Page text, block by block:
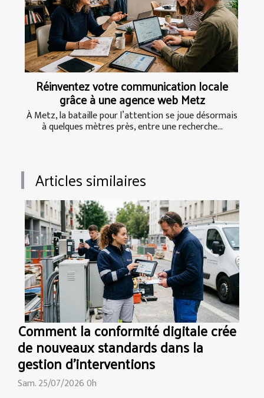
Réinventez votre communication locale
grâce à une agence web Metz
À Metz, la bataille pour l’attention se joue désormais
à quelques mètres près, entre une recherche...
Articles similaires
Comment la conformité digitale crée
de nouveaux standards dans la
gestion d’interventions
Sam. 25/07/2026 0h